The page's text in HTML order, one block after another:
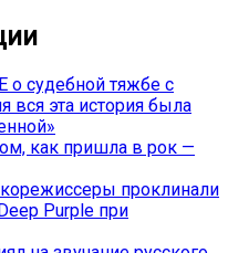
о судебной тяжбе с
эта история была
как пришла в рок —
проклинали
Purple при